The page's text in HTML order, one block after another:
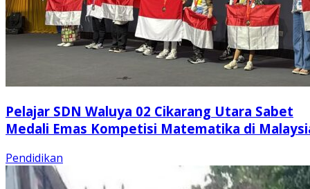
Pelajar SDN Waluya 02 Cikarang Utara Sabet
Medali Emas Kompetisi Matematika di
Pendidikan